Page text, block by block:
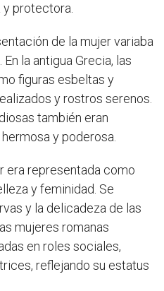
protectora.
de la mujer variaba
la antigua Grecia, las
figuras esbeltas y
y rostros serenos.
también eran
y poderosa.
era representada como
y feminidad. Se
y la delicadeza de las
mujeres romanas
en roles sociales,
reflejando su estatus